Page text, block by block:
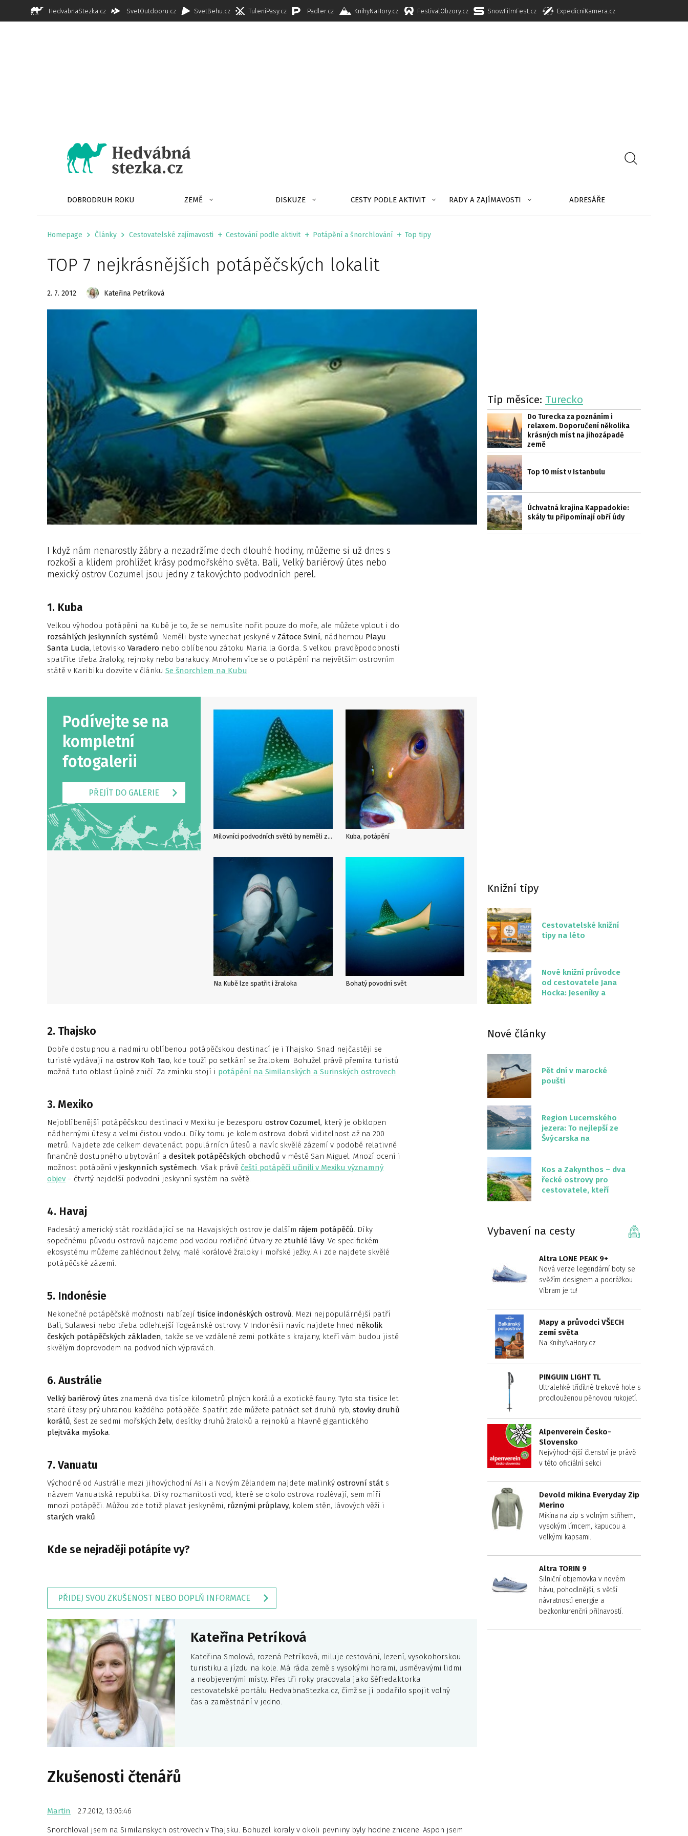
HedvabnaStezka.cz SvetOutdooru.cz SvetBehu.cz TuleniPasy.cz Padler.cz KnihyNaHory.cz FestivalObzory.cz SnowFilmFest.cz ExpedicniKamera.cz
DOBRODRUH ROKU ZEMĚ DISKUZE CESTY PODLE AKTIVIT RADY A ZAJÍMAVOSTI ADRESÁŘE
Homepage Články Cestovatelské zajímavosti Cestování podle aktivit Potápění a šnorchlování Top tipy
TOP 7 nejkrásnějších potápěčských lokalit
2. 7. 2012 Kateřina Petríková
I když nám nenarostly žábry a nezadržíme dech dlouhé hodiny, můžeme si už dnes s
rozkoší a klidem prohlížet krásy podmořského světa. Bali, Velký bariérový útes nebo
mexický ostrov Cozumel jsou jedny z takovýchto podvodních perel.
1. Kuba
Velkou výhodou potápění na Kubě je to, že se nemusíte nořit pouze do moře, ale můžete vplout i do
rozsáhlých jeskynních systémů. Neměli byste vynechat jeskyně v Zátoce Sviní, nádhernou Playu
Santa Lucia, letovisko Varadero nebo oblíbenou zátoku Maria la Gorda. S velkou pravděpodobností
spatříte třeba žraloky, rejnoky nebo barakudy. Mnohem více se o potápění na největším ostrovním
státě v Karibiku dozvíte v článku Se šnorchlem na Kubu.
Podívejte se na
kompletní
fotogalerii
PŘEJÍT DO GALERIE
Milovníci podvodních světů by neměli zapomenout na okolí Kuby – Zátoku sviní nebo Playu Santa Lucia Kuba, potápění
Na Kubě lze spatřit i žraloka Bohatý povodní svět
2. Thajsko
Dobře dostupnou a nadmíru oblíbenou potápěčskou destinací je i Thajsko. Snad nejčastěji se
turisté vydávají na ostrov Koh Tao, kde touží po setkání se žralokem. Bohužel právě přemíra turistů
možná tuto oblast úplně zničí. Za zmínku stojí i potápění na Similanských a Surinských ostrovech.
3. Mexiko
Nejoblíbenější potápěčskou destinací v Mexiku je bezesporu ostrov Cozumel, který je obklopen
nádhernými útesy a velmi čistou vodou. Díky tomu je kolem ostrova dobrá viditelnost až na 200
metrů. Najdete zde celkem devatenáct populárních útesů a navíc skvělé zázemí v podobě relativně
finančně dostupného ubytování a desítek potápěčských obchodů v městě San Miguel. Mnozí ocení i
možnost potápění v jeskynních systémech. Však právě čeští potápěči učinili v Mexiku významný
objev – čtvrtý nejdelší podvodní jeskynní systém na světě.
4. Havaj
Padesátý americký stát rozkládající se na Havajských ostrov je dalším rájem potápěčů. Díky
sopečnému původu ostrovů najdeme pod vodou rozličné útvary ze ztuhlé lávy. Ve specifickém
ekosystému můžeme zahlédnout želvy, malé korálové žraloky i mořské ježky. A i zde najdete skvělé
potápěčské zázemí.
5. Indonésie
Nekonečné potápěčské možnosti nabízejí tisíce indonéských ostrovů. Mezi nejpopulárnější patří
Bali, Sulawesi nebo třeba odlehlejší Togeánské ostrovy. V Indonésii navíc najdete hned několik
českých potápěčských základen, takže se ve vzdálené zemi potkáte s krajany, kteří vám budou jistě
skvělým doprovodem na podvodních výpravách.
6. Austrálie
Velký bariérový útes znamená dva tisíce kilometrů plných korálů a exotické fauny. Tyto sta tisíce let
staré útesy prý uhranou každého potápěče. Spatřit zde můžete patnáct set druhů ryb, stovky druhů
korálů, šest ze sedmi mořských želv, desítky druhů žraloků a rejnoků a hlavně gigantického
plejtváka myšoka.
7. Vanuatu
Východně od Austrálie mezi jihovýchodní Asii a Novým Zélandem najdete malinký ostrovní stát s
názvem Vanuatská republika. Díky rozmanitosti vod, které se okolo ostrova rozlévají, sem míří
mnozí potápěči. Můžou zde totiž plavat jeskyněmi, různými průplavy, kolem stěn, lávových věží i
starých vraků.
Kde se nejraději potápíte vy?
PŘIDEJ SVOU ZKUŠENOST NEBO DOPLŇ INFORMACE
Kateřina Petríková
Kateřina Smolová, rozená Petríková, miluje cestování, lezení, vysokohorskou
turistiku a jízdu na kole. Má ráda země s vysokými horami, usměvavými lidmi
a neobjevenými místy. Přes tři roky pracovala jako šéfredaktorka
cestovatelské portálu HedvabnaStezka.cz, čímž se jí podařilo spojit volný
čas a zaměstnání v jedno.
Zkušenosti čtenářů
Martin 2.7.2012, 13:05:46
Snorchloval jsem na Similanskych ostrovech v Thajsku. Bohuzel koraly v okoli pevniny byly hodne znicene. Aspon jsem
Tip měsíce: Turecko
Do Turecka za poznáním i
relaxem. Doporučení několika
krásných míst na jihozápadě
země
Top 10 míst v Istanbulu
Úchvatná krajina Kappadokie:
skály tu připomínají obří údy
Knižní tipy
Cestovatelské knižní
tipy na léto
Nové knižní průvodce
od cestovatele Jana
Hocka: Jeseníky a
Nové články
Pět dní v marocké
poušti
Region Lucernského
jezera: To nejlepší ze
Švýcarska na
Kos a Zakynthos – dva
řecké ostrovy pro
cestovatele, kteří
Vybavení na cesty
Altra LONE PEAK 9+
Nová verze legendární boty se
svěžím designem a podrážkou
Vibram je tu!
Mapy a průvodci VŠECH
zemí světa
Na KnihyNaHory.cz
PINGUIN LIGHT TL
Ultralehké třídílné trekové hole s
prodlouženou pěnovou rukojetí.
Alpenverein Česko-
Slovensko
Nejvýhodnější členství je právě
v této oficiální sekci
Devold mikina Everyday Zip
Merino
Mikina na zip s volným střihem,
vysokým límcem, kapucou a
velkými kapsami.
Altra TORIN 9
Silniční objemovka v novém
hávu, pohodlnější, s větší
návratností energie a
bezkonkurenční přilnavostí.